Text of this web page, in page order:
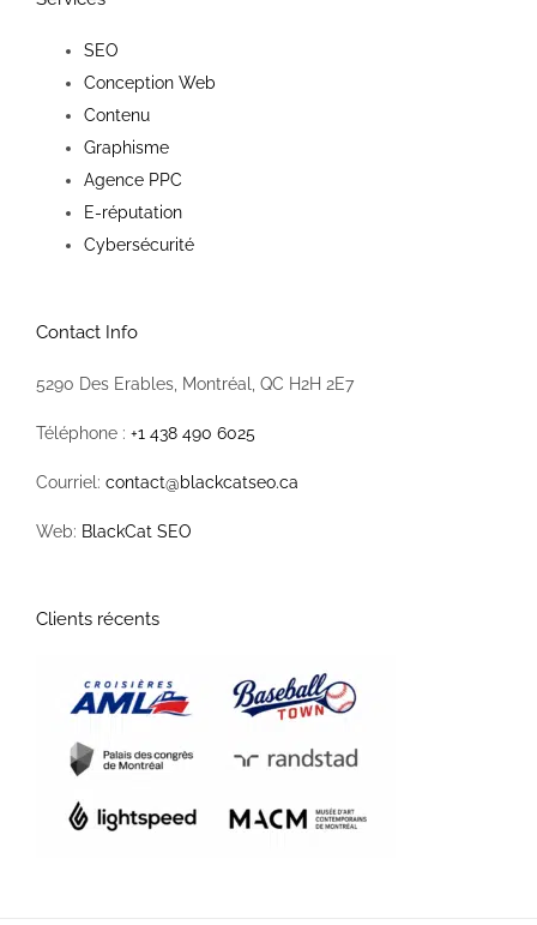
SEO
Conception Web
Contenu
Graphisme
Agence PPC
E-réputation
Cybersécurité
Contact Info
5290 Des Erables, Montréal, QC H2H 2E7
Téléphone : +1 438 490 6025
Courriel: contact@blackcatseo.ca
Web: BlackCat SEO
Clients récents